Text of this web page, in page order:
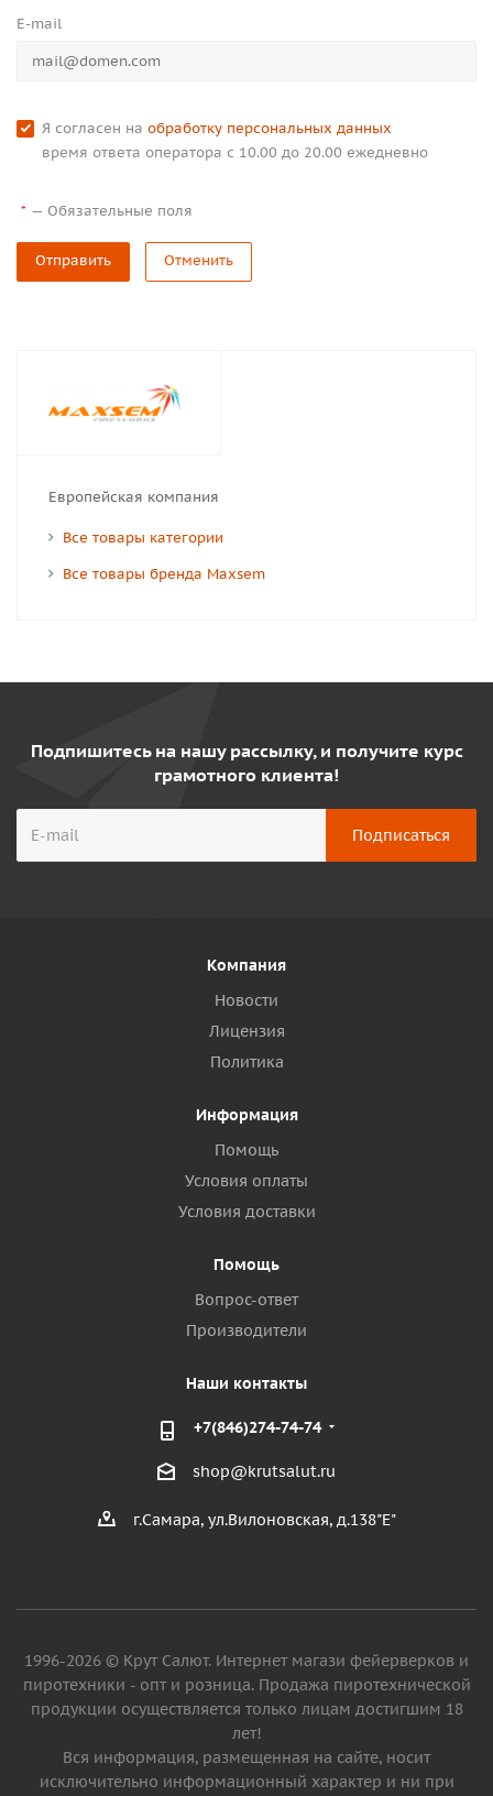
E-mail
Я согласен на обработку персональных данных
время ответа оператора с 10.00 до 20.00 ежедневно
* — Обязательные поля
Отправить Отменить
Европейская компания
Все товары категории
Все товары бренда Maxsem
Подпишитесь на нашу рассылку, и получите курс
грамотного клиента!
Компания
Новости
Лицензия
Политика
Информация
Помощь
Условия оплаты
Условия доставки
Помощь
Вопрос-ответ
Производители
Наши контакты
+7(846)274-74-74
shop@krutsalut.ru
г.Самара, ул.Вилоновская, д.138"Е"
1996-2026 © Крут Салют. Интернет магази фейерверков и
пиротехники - опт и розница. Продажа пиротехнической
продукции осуществляется только лицам достигшим 18
лет!
Вся информация, размещенная на сайте, носит
исключительно информационный характер и ни при